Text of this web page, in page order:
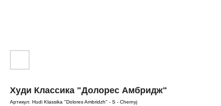
Худи Классика "Долорес Амбридж"
Артикул: Hudi Klassika "Dolores Ambridzh" - S - Chernyj